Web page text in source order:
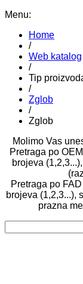
Menu:
Home
/
Web katalog
/
Tip
/
Zglob
/
Zglob
Molimo Vas
Pretraga po
brojeva
Pretraga po
brojeva (1,2,3...),
prazna